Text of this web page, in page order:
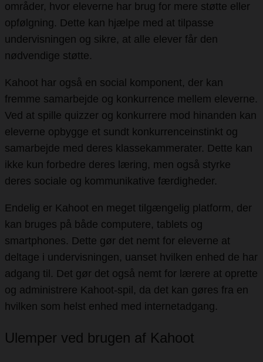
områder, hvor eleverne har brug for mere støtte eller
opfølgning. Dette kan hjælpe med at tilpasse
undervisningen og sikre, at alle elever får den
nødvendige støtte.
Kahoot har også en social komponent, der kan
fremme samarbejde og konkurrence mellem eleverne.
Ved at spille quizzer og konkurrere mod hinanden kan
eleverne opbygge et sundt konkurrenceinstinkt og
samarbejde med deres klassekammerater. Dette kan
ikke kun forbedre deres læring, men også styrke
deres sociale og kommunikative færdigheder.
Endelig er Kahoot en meget tilgængelig platform, der
kan bruges på både computere, tablets og
smartphones. Dette gør det nemt for eleverne at
deltage i undervisningen, uanset hvilken enhed de har
adgang til. Det gør det også nemt for lærere at oprette
og administrere Kahoot-spil, da det kan gøres fra en
hvilken som helst enhed med internetadgang.
Ulemper ved brugen af Kahoot